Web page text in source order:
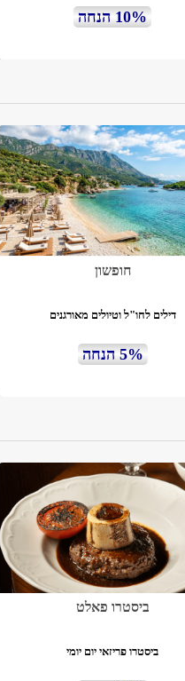
10% הנחה
חופשון
דילים לחו"ל וטיולים מאורגנים
5% הנחה
ביסטרו פאלט
ביסטרו פריזאי יום יומי